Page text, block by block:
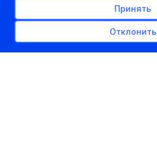
Принять
Отклонить